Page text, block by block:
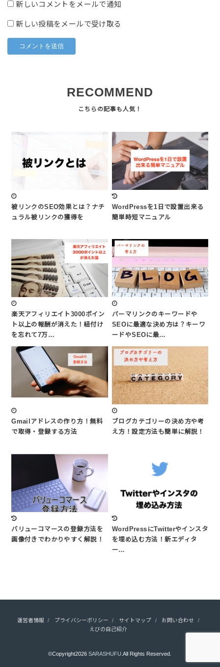
新しいコメントをメールで通知
新しい投稿をメールで受け取る
RECOMMEND
被リンクのSEO効果とは？ナチ
ュラル被リンクの獲得を
WordPressを1日で設置出来る
簡単時短マニュアル
楽天アフィリエイト3000ポイン
ト以上の報酬が消えた！紐付け
を忘れて7万…
パーマリンクのキーワードや
SEOに最適な決め方は？キーワ
ードやSEOに最…
Gmailアドレスの作り方！無料
で取得・登録する方法
ブログカテゴリーの決め方や考
え方！設定方法も簡単に解説！
バリューコマースの登録方法を
画像付きでわかりやすく解説！
WordPressにTwitterやインスタ
を埋め込む方法！新エディタ
ー…
運営者情報 プライバシーポリシー サイトマップ
お問い合わせ
えびの自己紹介
©Copyright2026SARASHUFU .All Rights Reserved.